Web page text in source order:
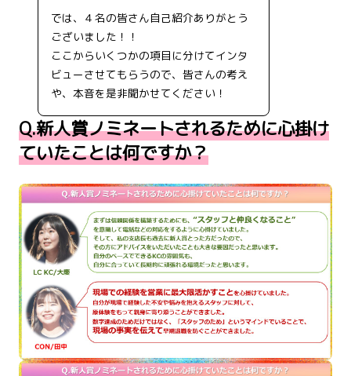
では、４名の皆さん自己紹介ありがとう
ございました！！
ここからいくつかの項目に分けてインタ
ビューさせてもらうので、皆さんの考え
や、本音を是非聞かせてください！
Q.新人賞ノミネートされるために心掛け
ていたことは何ですか？